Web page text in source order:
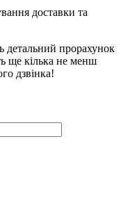
доставки та
детальний прорахунок
ще кілька не менш
дзвінка!